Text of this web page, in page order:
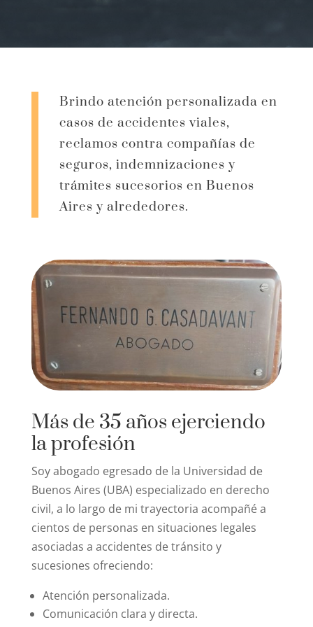
Brindo atención personalizada en
casos de accidentes viales,
reclamos contra compañías de
seguros, indemnizaciones y
trámites sucesorios en Buenos
Aires y alrededores.
Más de 35 años ejerciendo
la profesión
Soy abogado egresado de la Universidad de
Buenos Aires (UBA) especializado en derecho
civil, a lo largo de mi trayectoria acompañé a
cientos de personas en situaciones legales
asociadas a accidentes de tránsito y
sucesiones ofreciendo:
Atención personalizada.
Comunicación clara y directa.